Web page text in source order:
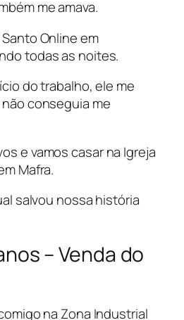
me amava.
Online em
todas as noites.
do trabalho, ele me
conseguia me
e vamos casar na Igreja
Mafra.
salvou nossa história
– Venda do
na Zona Industrial